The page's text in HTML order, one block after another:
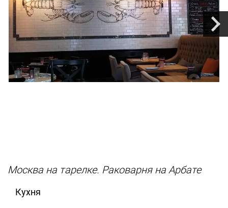
Москва на тарелке. Раковарня на Арбате
Кухня